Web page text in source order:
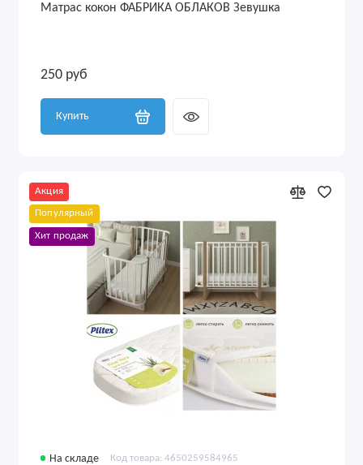
Матрас кокон ФАБРИКА ОБЛАКОВ Зевушка
250 руб
Купить
Акция
Популярный
Хит продаж
На складе Код товара: 4650259584965